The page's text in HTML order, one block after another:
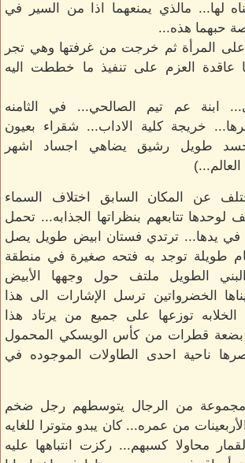
لها... مالذي يمنعهما اذا من السير في
حبهما هذه...
على المرأة ثم خرجت من غرفتها وهي تجر
عاقدة العزم على تنفيذ ما خططت اليه
ابنة عم تيم الصالحي... في الثامنه
خريجة كلية الاداب... شقراء بعيون
طويل رشيق يضاهي اجساد اشهر
عن المكان السابق اختلاف السماء
تتابعهم بنظراتها الجذابه... تحمل
يدها... ترتدي فستان ابيض طويل يصل
طويلة توجد به فتحه صغيرة في منطقة
الطويل ملتف حول وجهها الأبيض
الخضرواتين ترسل الإشارات الى هذا
الخلابه توزعها على جميع من يرتاد هذا
بضعة قطرات من كأس الويسكي المحمول
ناحية احدى الطاولات الموجوده في
من الرجال يتوسطهم رجل ضخم
من عمره... كان يبدو متوترا للغايه
محاولا كسبهم... ركزت انتباهها عليه